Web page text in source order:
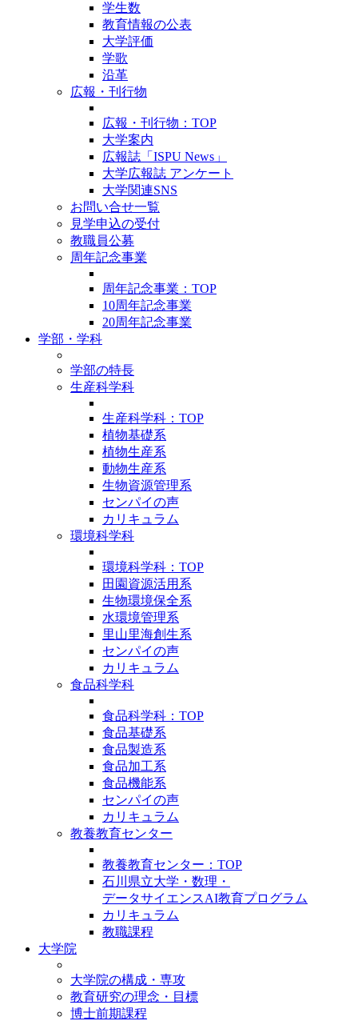
学生数
教育情報の公表
大学評価
学歌
沿革
広報・刊行物
広報・刊行物：TOP
大学案内
広報誌「ISPU News」
大学広報誌 アンケート
大学関連SNS
お問い合せ一覧
見学申込の受付
教職員公募
周年記念事業
周年記念事業：TOP
10周年記念事業
20周年記念事業
学部・学科
学部の特長
生産科学科
生産科学科：TOP
植物基礎系
植物生産系
動物生産系
生物資源管理系
センパイの声
カリキュラム
環境科学科
環境科学科：TOP
田園資源活用系
生物環境保全系
水環境管理系
里山里海創生系
センパイの声
カリキュラム
食品科学科
食品科学科：TOP
食品基礎系
食品製造系
食品加工系
食品機能系
センパイの声
カリキュラム
教養教育センター
教養教育センター：TOP
石川県立大学・数理・
データサイエンスAI教育プログラム
カリキュラム
教職課程
大学院
大学院の構成・専攻
教育研究の理念・目標
博士前期課程